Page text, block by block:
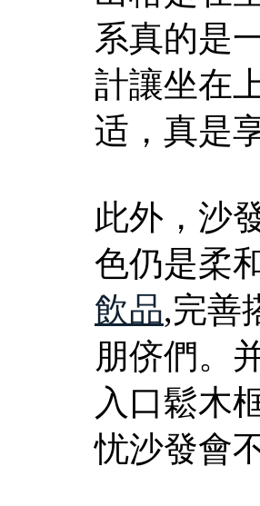
系真的是
計讓坐在
适，真是
此外，沙
色仍是柔
飲品,完善
朋侪們。
入口鬆木
忧沙發會